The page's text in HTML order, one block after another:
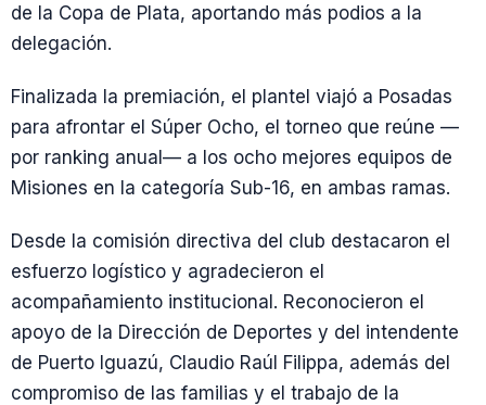
de la Copa de Plata, aportando más podios a la
delegación.
Finalizada la premiación, el plantel viajó a Posadas
para afrontar el Súper Ocho, el torneo que reúne —
por ranking anual— a los ocho mejores equipos de
Misiones en la categoría Sub-16, en ambas ramas.
Desde la comisión directiva del club destacaron el
esfuerzo logístico y agradecieron el
acompañamiento institucional. Reconocieron el
apoyo de la Dirección de Deportes y del intendente
de Puerto Iguazú, Claudio Raúl Filippa, además del
compromiso de las familias y el trabajo de la